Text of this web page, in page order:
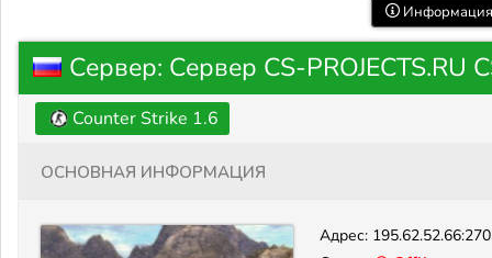
Сервер: Сервер CS-PROJECTS.RU
Counter Strike 1.6
Основная информация
Адрес: